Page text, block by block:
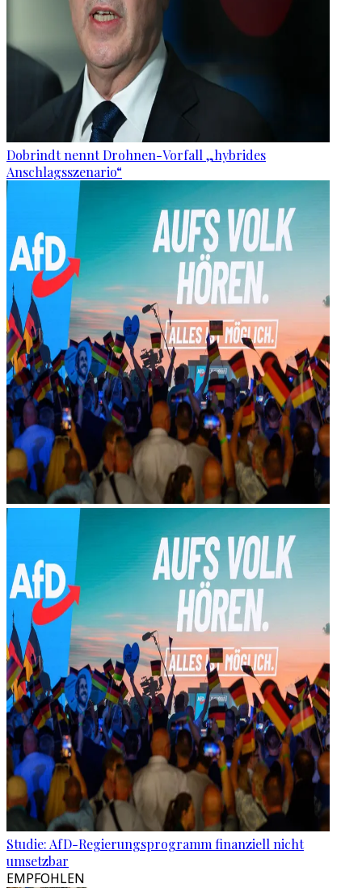
Dobrindt nennt Drohnen-Vorfall „hybrides
Anschlagsszenario“
Studie: AfD-Regierungsprogramm finanziell nicht
umsetzbar
EMPFOHLEN